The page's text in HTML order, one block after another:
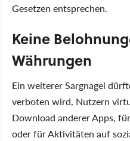
Gesetzen entsprechen.
Keine
Währungen
Ein weiterer Sargnagel
verboten wird, Nutzern
Download anderer Apps,
oder für Aktivitäten auf